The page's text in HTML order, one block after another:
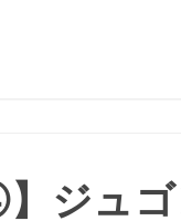
】ジュ